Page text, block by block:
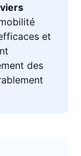
et
des